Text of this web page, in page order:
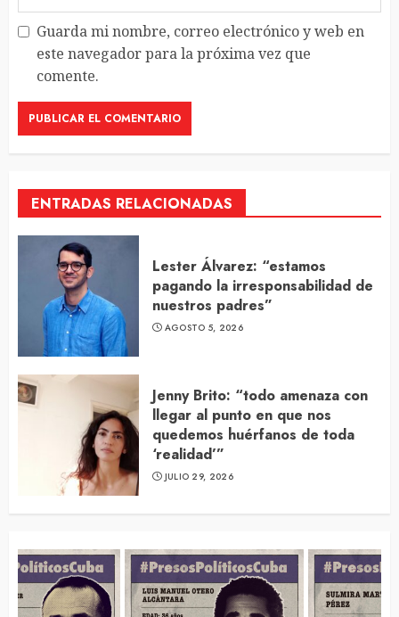
Guarda mi nombre, correo electrónico y web en
este navegador para la próxima vez que
comente.
ENTRADAS RELACIONADAS
Lester Álvarez: “estamos
pagando la irresponsabilidad de
nuestros padres”
AGOSTO 5, 2026
Jenny Brito: “todo amenaza con
llegar al punto en que nos
quedemos huérfanos de toda
‘realidad’”
JULIO 29, 2026